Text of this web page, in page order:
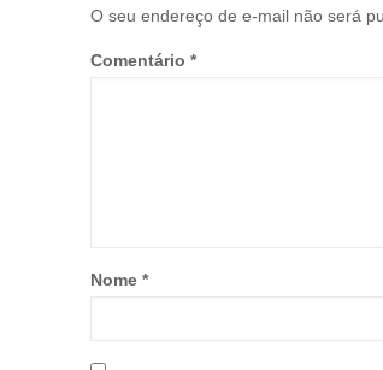
O seu endereço de e-mail não será
Comentário *
Nome *